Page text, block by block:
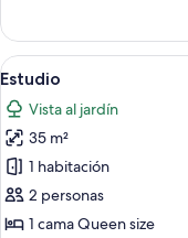
estándar,
habitación
Ver
todas
las
fotos
de
Estudio
6
Estudio
Vista al jardín
35 m²
1 habitación
2 personas
1 cama Queen size